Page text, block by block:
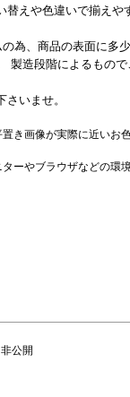
えや色違いで揃えや
為、商品の表面に多
製造段階によるもの
いませ。
き画像が実際に近いお
ーやブラウザなどの環
非公開